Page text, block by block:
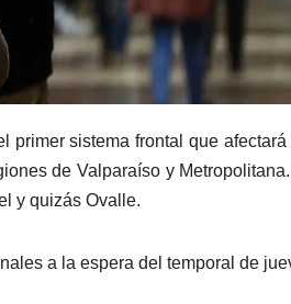
primer sistema frontal que
de Valparaíso y
y quizás Ovalle.
a la espera del temporal de